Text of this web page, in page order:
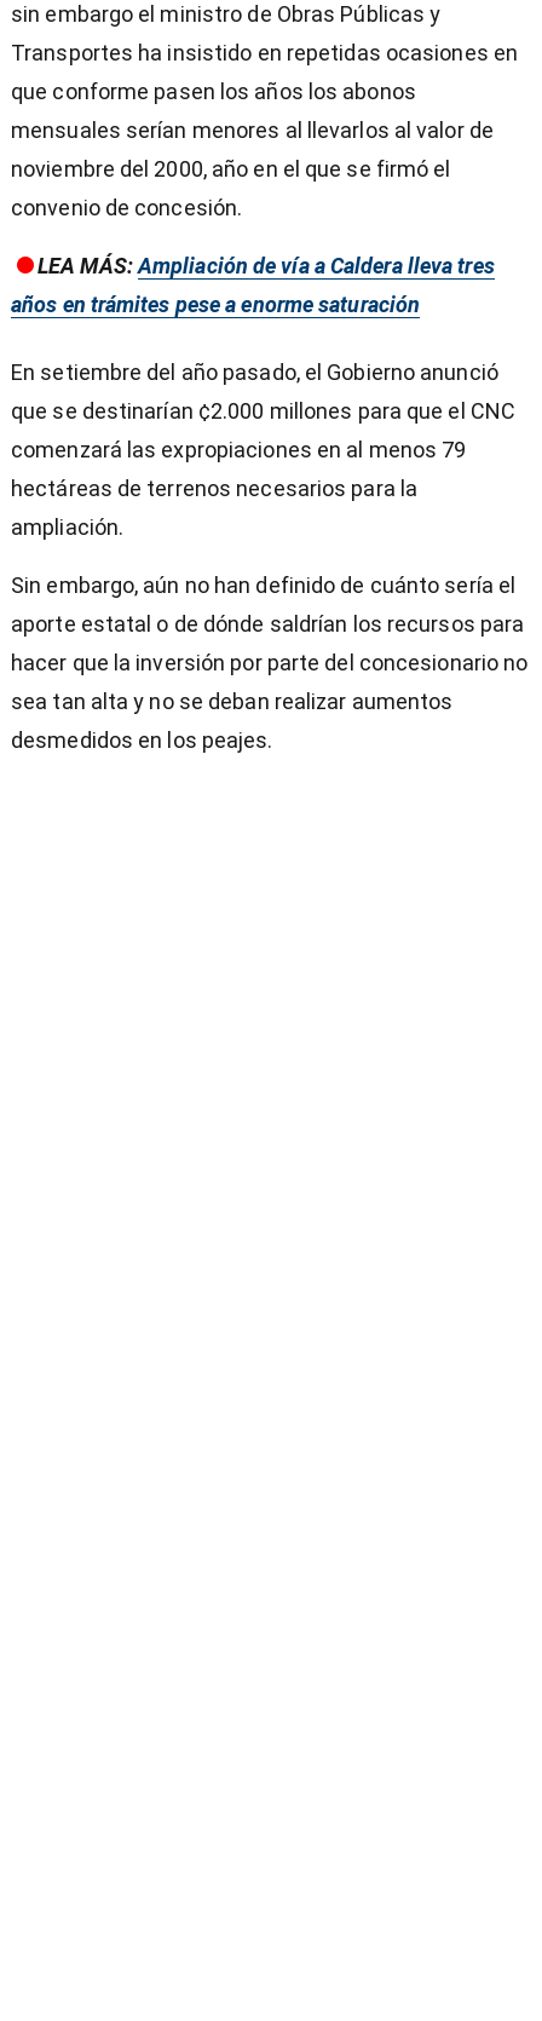
sin embargo el ministro de Obras Públicas y
Transportes ha insistido en repetidas ocasiones en
que conforme pasen los años los abonos
mensuales serían menores al llevarlos al valor de
noviembre del 2000, año en el que se firmó el
convenio de concesión.
LEA MÁS:Ampliación de vía a Caldera lleva tres
años en trámites pese a enorme saturación
En setiembre del año pasado, el Gobierno anunció
que se destinarían ¢2.000 millones para que el CNC
comenzará las expropiaciones en al menos 79
hectáreas de terrenos necesarios para la
ampliación.
Sin embargo, aún no han definido de cuánto sería el
aporte estatal o de dónde saldrían los recursos para
hacer que la inversión por parte del concesionario no
sea tan alta y no se deban realizar aumentos
desmedidos en los peajes.